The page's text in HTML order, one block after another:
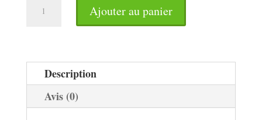
Ajouter au panier
Description
Avis (0)